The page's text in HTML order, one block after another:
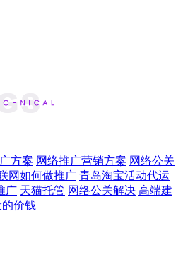
方案 网络推广营销方案 网络公关
网如何做推广 青岛淘宝活动代运
广 天猫托管 网络公关解决 高端建
的价钱